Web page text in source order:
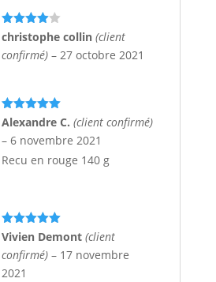
Note4
christophe collin (client
confirmé) – 27 octobre 2021
Note5sur
Alexandre C. (client confirmé)
– 6 novembre 2021
Recu en rouge 140 g
Note5sur
Vivien Demont (client
confirmé) – 17 novembre
2021